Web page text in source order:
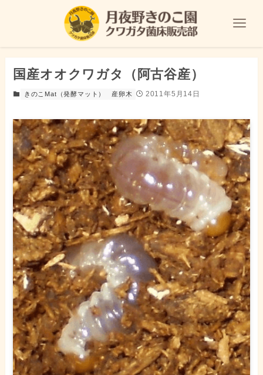
国産オオクワガタ（阿古谷産）
きのこMat（発酵マット） 産卵木 2011年5月14日